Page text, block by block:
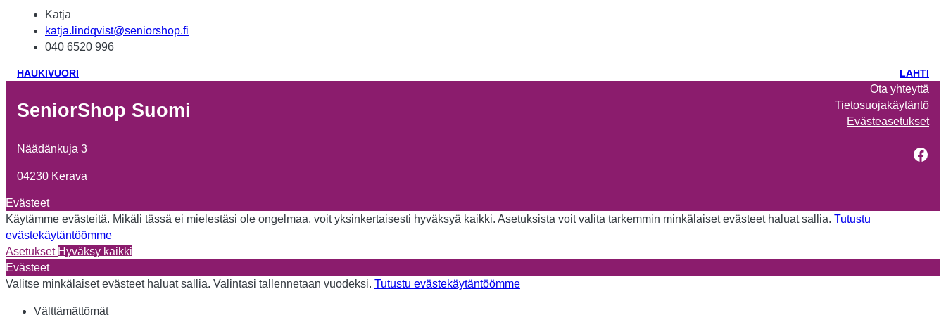
Katja
katja.lindqvist@seniorshop.fi
040 6520 996
HAUKIVUORI LAHTI
SeniorShop Suomi
Näädänkuja 3
04230 Kerava
Ota yhteyttä
Tietosuojakäytäntö
Evästeasetukset
Evästeet
Käytämme evästeitä. Mikäli tässä ei mielestäsi ole ongelmaa, voit yksinkertaisesti hyväksyä kaikki. Asetuksista voit valita tarkemmin minkälaiset evästeet haluat sallia. Tutustu
evästekäytäntöömme
Asetukset Hyväksy kaikki
Evästeet
Valitse minkälaiset evästeet haluat sallia. Valintasi tallennetaan vuodeksi. Tutustu evästekäytäntöömme
Välttämättömät